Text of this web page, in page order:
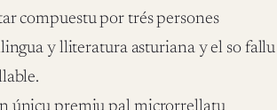
compuestu por trés persones
y lliteratura asturiana y el so fallu